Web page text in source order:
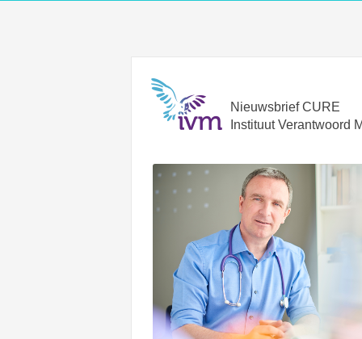
Nieuwsbrief CURE
Instituut Verantwoord